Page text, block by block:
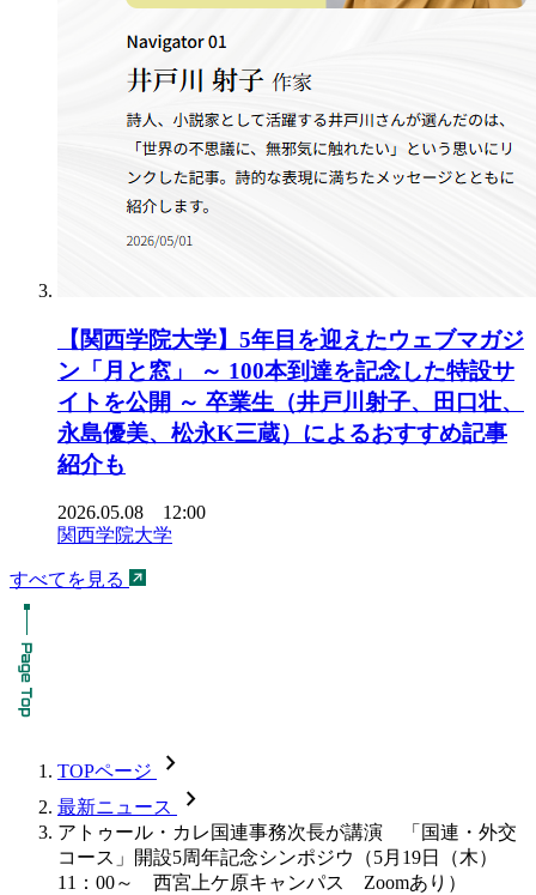
【関西学院大学】5年目を迎えたウェブマガジ
ン「月と窓」 ～ 100本到達を記念した特設サ
イトを公開 ～ 卒業生（井戸川射子、田口壮、
永島優美、松永K三蔵）によるおすすめ記事
紹介も
2026.05.08 12:00
関西学院大学
すべてを見る
TOPページ chevron_forward
最新ニュース chevron_forward
アトゥール・カレ国連事務次長が講演 「国連・外交
コース」開設5周年記念シンポジウ（5月19日（木）
11：00～ 西宮上ケ原キャンパス Zoomあり）